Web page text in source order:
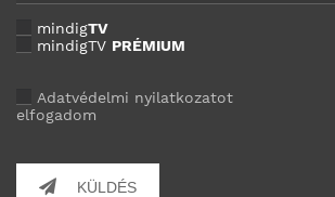
mindigTV
mindigTV PRÉMIUM
Adatvédelmi nyilatkozatot
elfogadom
KÜLDÉS